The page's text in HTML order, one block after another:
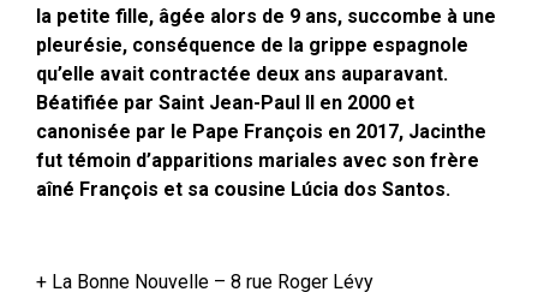
la petite fille, âgée alors de 9 ans, succombe à une
pleurésie, conséquence de la grippe espagnole
qu’elle avait contractée deux ans auparavant.
Béatifiée par Saint Jean-Paul II en 2000 et
canonisée par le Pape François en 2017, Jacinthe
fut témoin d’apparitions mariales avec son frère
aîné François et sa cousine Lúcia dos Santos.
+ La Bonne Nouvelle – 8 rue Roger Lévy